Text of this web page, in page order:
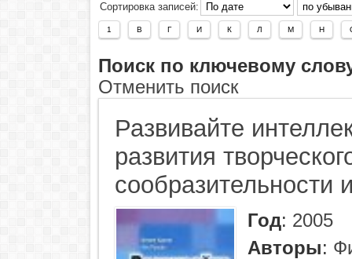
Сортировка записей:
1 В Г И К Л М Н
Поиск по ключевому
Отменить поиск
Развивайте
развития
сообразительности
Год: 2005
Авторы: